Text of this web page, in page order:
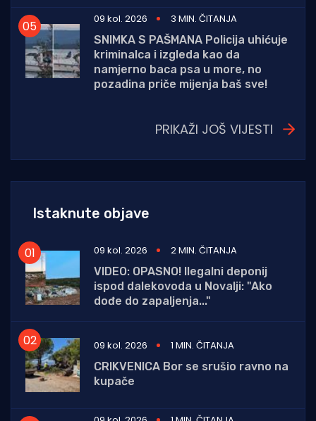
09 kol. 2026
3 MIN. ČITANJA
SNIMKA S PAŠMANA Policija uhićuje
kriminalca i izgleda kao da
namjerno baca psa u more, no
pozadina priče mijenja baš sve!
PRIKAŽI JOŠ VIJESTI
Istaknute objave
09 kol. 2026
2 MIN. ČITANJA
VIDEO: OPASNO! Ilegalni deponij
ispod dalekovoda u Novalji: "Ako
dođe do zapaljenja..."
09 kol. 2026
1 MIN. ČITANJA
CRIKVENICA Bor se srušio ravno na
kupače